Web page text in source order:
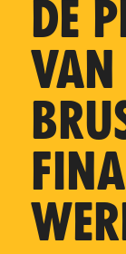
DE
VAN